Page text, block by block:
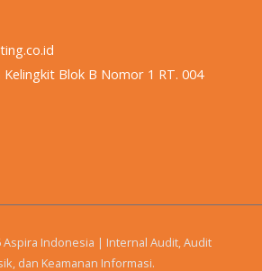
Kelingkit Blok B Nomor 1 RT. 004
Aspira Indonesia | Internal Audit, Audit
dan Keamanan Informasi.